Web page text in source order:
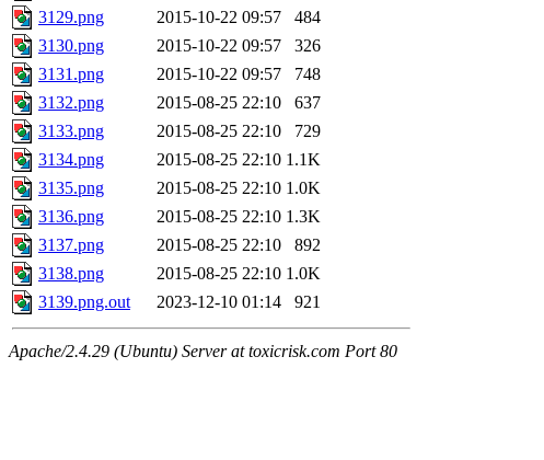
3129.png
2015-10-22 09:57
484
3130.png
2015-10-22 09:57
326
3131.png
2015-10-22 09:57
748
3132.png
2015-08-25 22:10
637
3133.png
2015-08-25 22:10
729
3134.png
2015-08-25 22:10 1.1K
3135.png
2015-08-25 22:10 1.0K
3136.png
2015-08-25 22:10 1.3K
3137.png
2015-08-25 22:10
892
3138.png
2015-08-25 22:10 1.0K
3139.png.out
2023-12-10 01:14 921
Apache/2.4.29 (Ubuntu) Server at toxicrisk.com Port 80